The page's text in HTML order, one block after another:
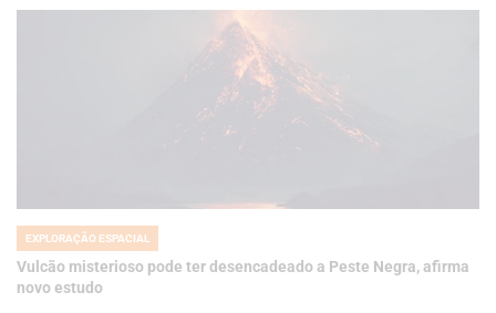
on
06/12/2025 Thaisa Zago Sartori